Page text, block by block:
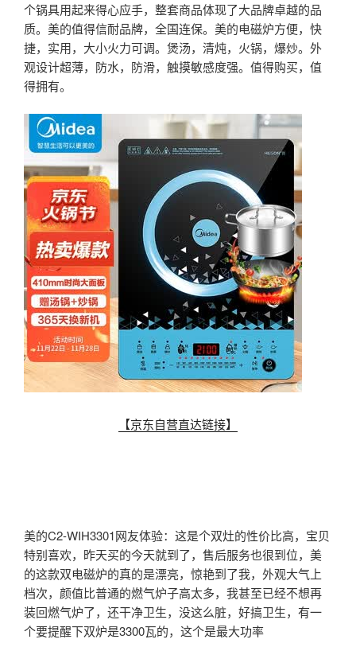
个锅具用起来得心应手，整套商品体现了大品牌卓越的品
质。美的值得信耐品牌，全国连保。美的电磁炉方便，快
捷，实用，大小火力可调。煲汤，清炖，火锅，爆炒。外
观设计超薄，防水，防滑，触摸敏感度强。值得购买，值
得拥有。
【京东自营直达链接】
美的C2-WIH3301网友体验：这是个双灶的性价比高，宝贝
特别喜欢，昨天买的今天就到了，售后服务也很到位，美
的这款双电磁炉的真的是漂亮，惊艳到了我，外观大气上
档次，颜值比普通的燃气炉子高太多，我甚至已经不想再
装回燃气炉了，还干净卫生，没这么脏，好搞卫生，有一
个要提醒下双炉是3300瓦的，这个是最大功率